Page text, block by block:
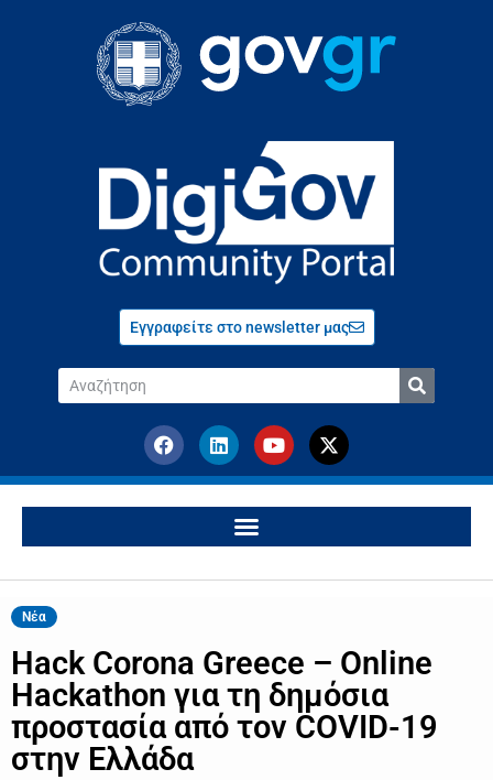
Εγγραφείτε στο newsletter μας
Νέα
Hack Corona Greece – Online
Hackathon για τη δημόσια
προστασία από τον COVID-19
στην Ελλάδα